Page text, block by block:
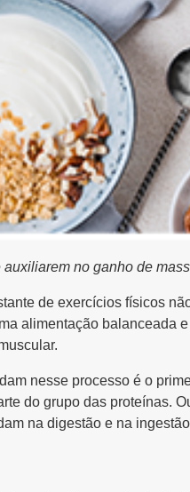
no ganho de
de exercícios físicos
alimentação balanceada
nesse processo é o
do grupo das proteínas.
na digestão e na